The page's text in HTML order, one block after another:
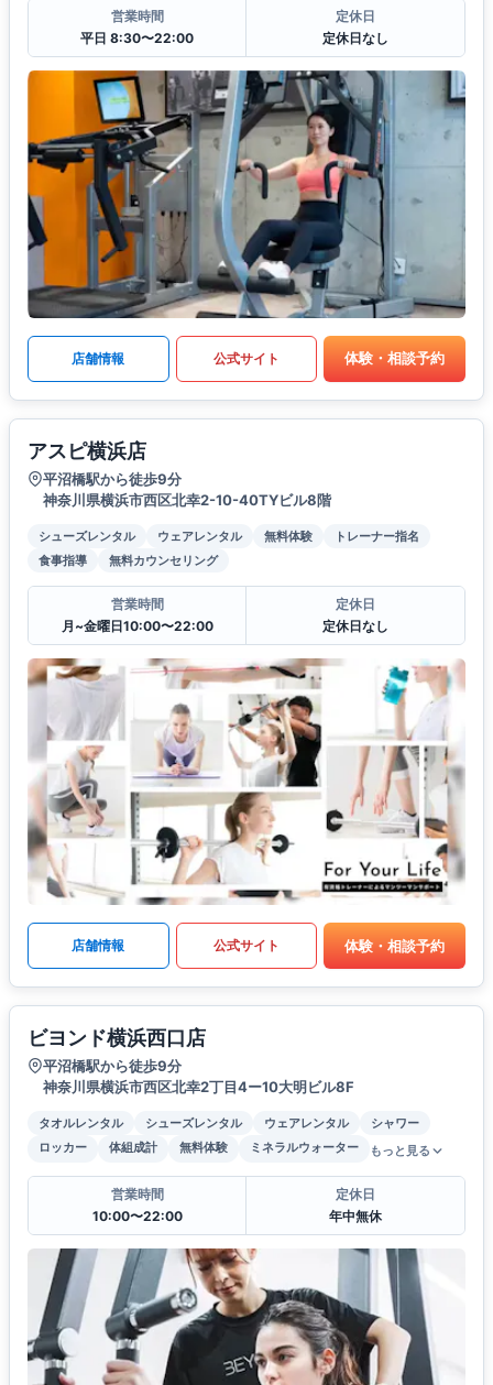
営業時間
平日 8:30〜22:00
定休日
定休日なし
店舗情報 公式サイト 体験・相談予約
アスピ横浜店
平沼橋駅から徒歩9分
神奈川県横浜市西区北幸2-10-40TYビル8階
シューズレンタル ウェアレンタル 無料体験
トレーナー指名
食事指導
無料カウンセリング
営業時間
月~金曜日10:00〜22:00
定休日
定休日なし
店舗情報 公式サイト 体験・相談予約
ビヨンド横浜西口店
平沼橋駅から徒歩9分
神奈川県横浜市西区北幸2丁目4ー10大明ビル8F
タオルレンタル シューズレンタル ウェアレンタル
シャワー
ロッカー
体組成計 無料体験 ミネラルウォーター もっと見る
営業時間
10:00〜22:00
定休日
年中無休